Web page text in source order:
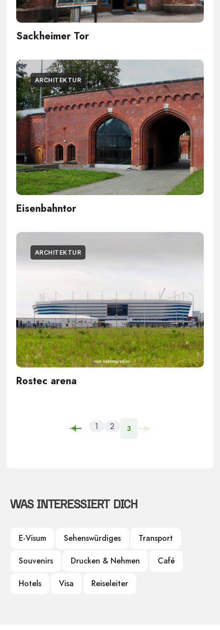
Sackheimer Tor
ARCHITEKTUR
Eisenbahntor
ARCHITEKTUR
Rostec arena
1 2 3
WAS INTERESSIERT DICH
E-Visum Sehenswürdiges
Transport
Souvenirs
Drucken & Nehmen
Café
Hotels
Visa Reiseleiter